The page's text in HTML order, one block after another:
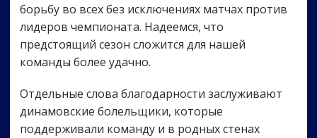
борьбу во всех без исключениях матчах против
лидеров чемпионата. Надеемся, что
предстоящий сезон сложится для нашей
команды более удачно.
Отдельные слова благодарности заслуживают
динамовские болельщики, которые
поддерживали команду и в родных стенах